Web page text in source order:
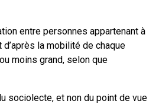
entre personnes appartenant à
la mobilité de chaque
moins grand, selon que
sociolecte, et non du point de vue